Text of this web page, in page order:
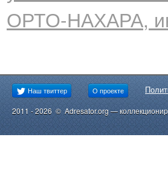
ОРТО-НАХАРА,
Наш твиттер О проекте
2011 - 2026 © Adresator.org —